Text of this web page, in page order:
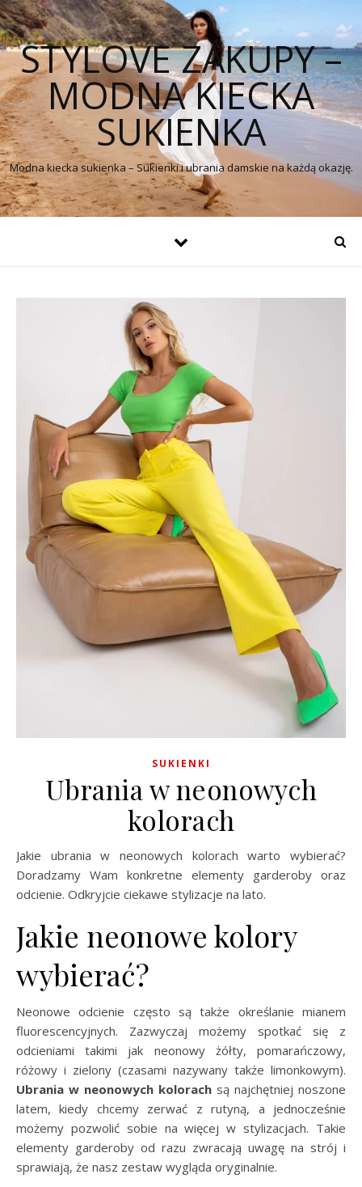
STYLOVE ZAKUPY –
MODNA KIECKA
SUKIENKA
Modna kiecka sukienka – Sukienki i ubrania damskie na każdą okazję.
SUKIENKI
Ubrania w neonowych
kolorach
Jakie ubrania w neonowych kolorach warto wybierać?
Doradzamy Wam konkretne elementy garderoby oraz
odcienie. Odkryjcie ciekawe stylizacje na lato.
Jakie neonowe kolory
wybierać?
Neonowe odcienie często są także określanie mianem
fluorescencyjnych. Zazwyczaj możemy spotkać się z
odcieniami takimi jak neonowy żółty, pomarańczowy,
różowy i zielony (czasami nazywany także limonkowym).
Ubrania w neonowych kolorach są najchętniej noszone
latem, kiedy chcemy zerwać z rutyną, a jednocześnie
możemy pozwolić sobie na więcej w stylizacjach. Takie
elementy garderoby od razu zwracają uwagę na strój i
sprawiają, że nasz zestaw wygląda oryginalnie.